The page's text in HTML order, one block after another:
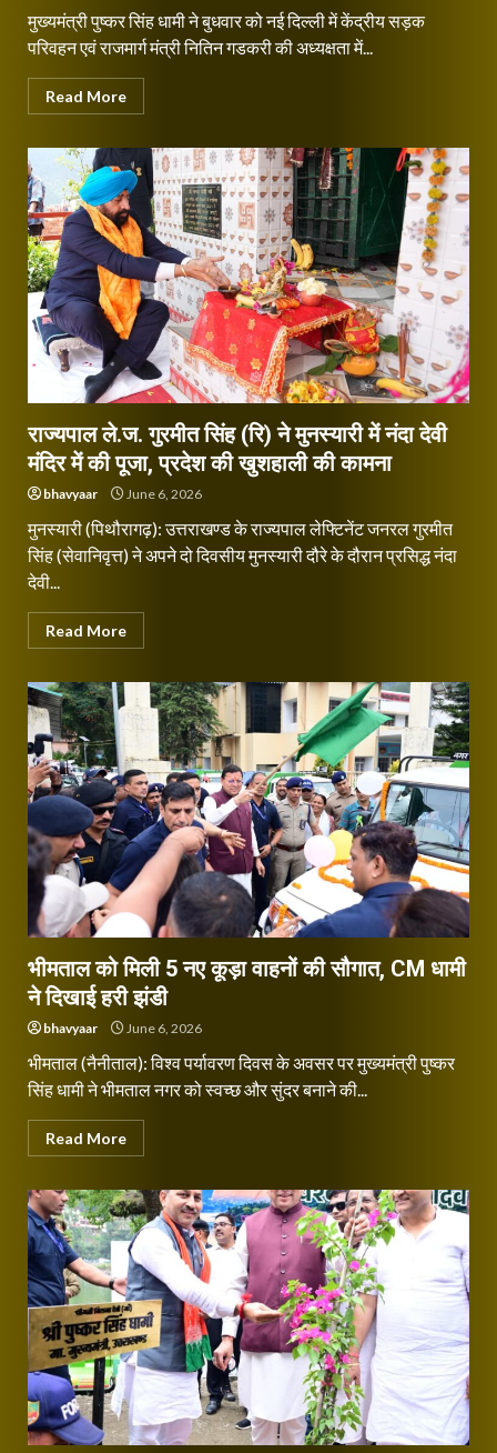
मुख्यमंत्री पुष्कर सिंह धामी ने बुधवार को नई दिल्ली में केंद्रीय सड़क
परिवहन एवं राजमार्ग मंत्री नितिन गडकरी की अध्यक्षता में...
Read More
राज्यपाल ले.ज. गुरमीत सिंह (रि) ने मुनस्यारी में नंदा देवी
मंदिर में की पूजा, प्रदेश की खुशहाली की कामना
bhavyaar June 6, 2026
मुनस्यारी (पिथौरागढ़): उत्तराखण्ड के राज्यपाल लेफ्टिनेंट जनरल गुरमीत
सिंह (सेवानिवृत्त) ने अपने दो दिवसीय मुनस्यारी दौरे के दौरान प्रसिद्ध नंदा
देवी...
Read More
भीमताल को मिली 5 नए कूड़ा वाहनों की सौगात, CM धामी
ने दिखाई हरी झंडी
bhavyaar June 6, 2026
भीमताल (नैनीताल): विश्व पर्यावरण दिवस के अवसर पर मुख्यमंत्री पुष्कर
सिंह धामी ने भीमताल नगर को स्वच्छ और सुंदर बनाने की...
Read More